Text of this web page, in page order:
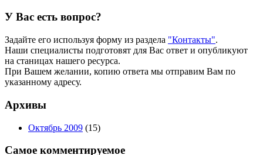
У Вас есть вопрос?
Задайте его используя форму из раздела "Контакты".
Наши специалисты подготовят для Вас ответ и опубликуют
на станицах нашего ресурса.
При Вашем желании, копию ответа мы отправим Вам по
указанному адресу.
Архивы
Октябрь 2009 (15)
Самое комментируемое